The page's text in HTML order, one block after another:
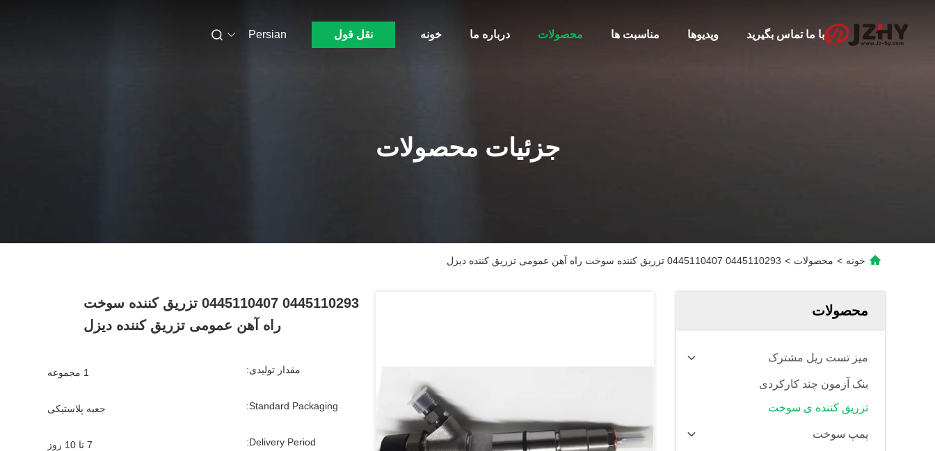
خونه درباره ما محصولات مناسبت ها ویدیوها با ما تماس بگیرید نقل قول Persian
جزئیات محصولات
خونه > محصولات > 0445110293 0445110407 تزریق کننده سوخت راه آهن عمومی تزریق کننده دیزل
محصولات
میز تست ریل مشترک
بنک آزمون چند کارکردی
تزریق کننده ی سوخت
پمپ سوخت
0445110293 0445110407 تزریق کننده سوخت
راه آهن عمومی تزریق کننده دیزل
مقدار تولیدی: 1 مجموعه
Standard Packaging: جعبه پلاستیکی
Delivery Period: 7 تا 10 روز